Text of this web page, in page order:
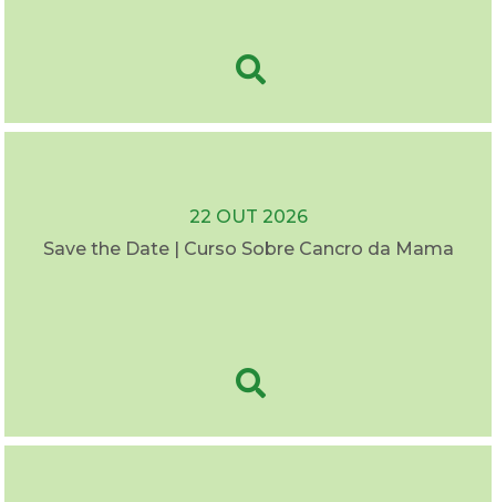
22 OUT 2026
Save the Date | Curso Sobre Cancro da Mama